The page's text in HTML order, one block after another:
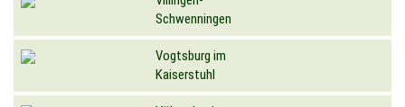
Schwenningen
Vogtsburg im
Kaiserstuhl